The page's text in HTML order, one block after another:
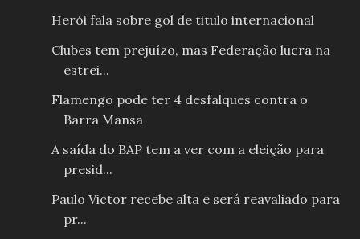
Herói fala sobre gol de titulo internacional
Clubes tem prejuízo, mas Federação lucra na
estrei...
Flamengo pode ter 4 desfalques contra o
Barra Mansa
A saída do BAP tem a ver com a eleição para
presid...
Paulo Victor recebe alta e será reavaliado para
pr...